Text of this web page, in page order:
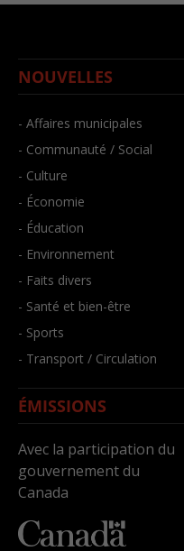
NOUVELLES
- Affaires municipales
- Communauté / Social
- Culture
- Économie
- Éducation
- Environnement
- Faits divers
- Santé et bien-être
- Sports
- Transport / Circulation
ÉMISSIONS
Avec la participation du
gouvernement du
Canada